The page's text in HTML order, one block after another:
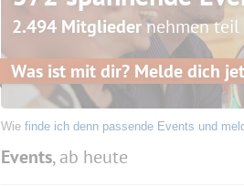
2.494 Mitgliedernehmen teil
Was ist mit dir? Melde dich
Wie finde ich denn passende Events und
Events, ab heute